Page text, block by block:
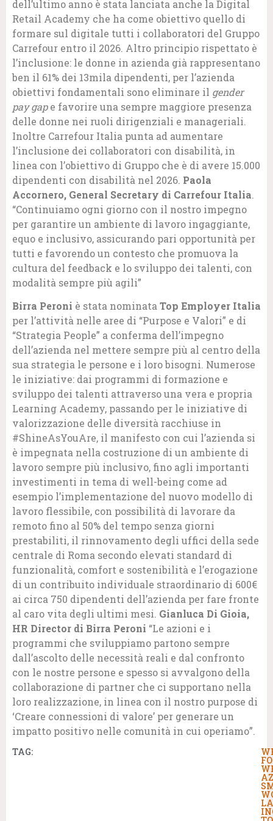
dell’ultimo anno è stata lanciata anche la Digital
Retail Academy che ha come obiettivo quello di
formare sul digitale tutti i collaboratori del Gruppo
Carrefour entro il 2026. Altro principio rispettato è
l’inclusione: le donne in azienda già rappresentano
ben il 61% dei 13mila dipendenti, per l’azienda
obiettivi fondamentali sono eliminare il gender
pay gape favorire una sempre maggiore presenza
delle donne nei ruoli dirigenziali e manageriali.
Inoltre Carrefour Italia punta ad aumentare
l’inclusione dei collaboratori con disabilità, in
linea con l’obiettivo di Gruppo che è di avere 15.000
dipendenti con disabilità nel 2026. Paola
Accornero, General Secretary di Carrefour Italia.
“Continuiamo ogni giorno con il nostro impegno
per garantire un ambiente di lavoro ingaggiante,
equo e inclusivo, assicurando pari opportunità per
tutti e favorendo un contesto che promuova la
cultura del feedback e lo sviluppo dei talenti, con
modalità sempre più agili”
Birra Peroni è stata nominata Top Employer Italia
per l’attività nelle aree di “Purpose e Valori” e di
“Strategia People” a conferma dell’impegno
dell’azienda nel mettere sempre più al centro della
sua strategia le persone e i loro bisogni. Numerose
le iniziative: dai programmi di formazione e
sviluppo dei talenti attraverso una vera e propria
Learning Academy, passando per le iniziative di
valorizzazione delle diversità racchiuse in
#ShineAsYouAre, il manifesto con cui l’azienda si
è impegnata nella costruzione di un ambiente di
lavoro sempre più inclusivo, fino agli importanti
investimenti in tema di well-being come ad
esempio l’implementazione del nuovo modello di
lavoro flessibile, con possibilità di lavorare da
remoto fino al 50% del tempo senza giorni
prestabiliti, il rinnovamento degli uffici della sede
centrale di Roma secondo elevati standard di
funzionalità, comfort e sostenibilità e l’erogazione
di un contribuito individuale straordinario di 600€
ai circa 750 dipendenti dell’azienda per fare fronte
al caro vita degli ultimi mesi. Gianluca Di Gioia,
HR Director di Birra Peroni “Le azioni e i
programmi che sviluppiamo partono sempre
dall’ascolto delle necessità reali e dal confronto
con le nostre persone e spesso si avvalgono della
collaborazione di partner che ci supportano nella
loro realizzazione, in linea con il nostro purpose di
‘Creare connessioni di valore’ per generare un
impatto positivo nelle comunità in cui operiamo”.
TAG: